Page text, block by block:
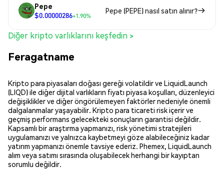
Pepe
$0.00000286+1.90%
Pepe (PEPE) nasıl satın alınır?
Diğer kripto varlıklarını keşfedin >
Feragatname
Kripto para piyasaları doğası gereği volatildir ve LiquidLaunch
(LIQD) ile diğer dijital varlıkların fiyatı piyasa koşulları, düzenleyici
değişiklikler ve diğer öngörülemeyen faktörler nedeniyle önemli
dalgalanmalar yaşayabilir. Kripto para ticareti risk içerir ve
geçmiş performans gelecekteki sonuçların garantisi değildir.
Kapsamlı bir araştırma yapmanızı, risk yönetimi stratejileri
uygulamanızı ve yalnızca kaybetmeyi göze alabileceğiniz kadar
yatırım yapmanızı önemle tavsiye ederiz. Phemex, LiquidLaunch
alım veya satımı sırasında oluşabilecek herhangi bir kayıptan
sorumlu değildir.